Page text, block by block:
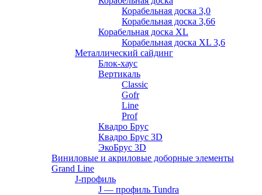
Корабельная доска 3,0
Корабельная доска 3,66
Корабельная доска XL
Корабельная доска XL 3,6
Металлический сайдинг
Блок-хаус
Вертикаль
Classic
Gofr
Line
Prof
Квадро Брус
Квадро Брус 3D
ЭкоБрус 3D
Виниловые и акриловые доборные элементы
Grand Line
J-профиль
J — профиль Tundra